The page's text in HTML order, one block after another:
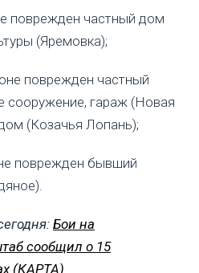
поврежден частный дом
(Яремовка);
поврежден частный
сооружение, гараж (Новая
(Козачья Лопань);
поврежден бывший
Бои на
сообщил о 15
(КАРТА)